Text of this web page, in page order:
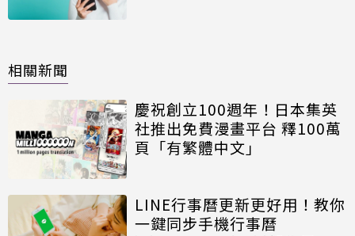
相關新聞
慶祝創立100週年！日本集英
社推出免費漫畫平台 釋100萬
頁「有繁體中文」
LINE行事曆更新更好用！教你
一鍵同步手機行事曆